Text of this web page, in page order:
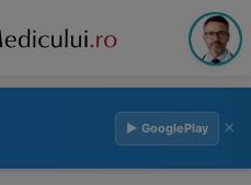
▶ GooglePlay ×